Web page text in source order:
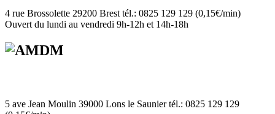
4 rue Brossolette 29200 Brest tél.: 0825 129 129 (0,15€/min)
Ouvert du lundi au vendredi 9h-12h et 14h-18h
5 ave Jean Moulin 39000 Lons le Saunier tél.: 0825 129 129